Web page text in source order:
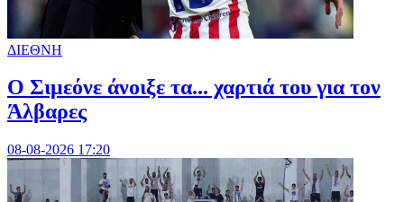
ΔΙΕΘΝΗ
Ο Σιμεόνε άνοιξε τα... χαρτιά του για τον
Άλβαρες
08-08-2026 17:20